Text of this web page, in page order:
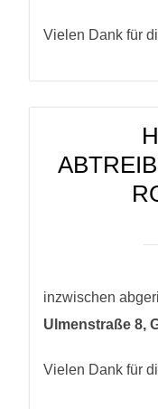
Vielen Dank für
inzwischen
Ulmenstraße 8,
Vielen Dank für